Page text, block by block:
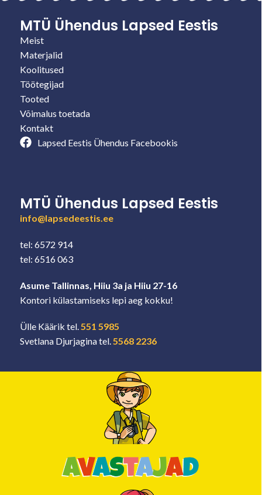
MTÜ Ühendus Lapsed Eestis
Meist
Materjalid
Koolitused
Töötegijad
Tooted
Võimalus toetada
Kontakt
Lapsed Eestis Ühendus Facebookis
MTÜ Ühendus Lapsed Eestis
info@lapsedeestis.ee
tel: 6572 914
tel: 6516 063
Asume Tallinnas, Hiiu 3a ja Hiiu 27-16
Kontori külastamiseks lepi aeg kokku!
Ülle Käärik tel.551 5985
Svetlana Djurjagina tel.5568 2236